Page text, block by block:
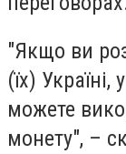
"Якщо ви
(їх)
можете
монету", –